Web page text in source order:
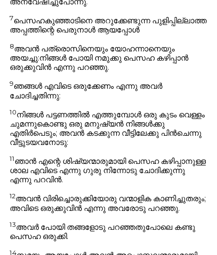
7പെസഹകുഞ്ഞാടിനെ അറുക്കേണ്ടുന്ന പുളിപ്പില്ലാത്ത
അപ്പത്തിന്റെ പെരുനാൾ ആയപ്പോൾ
8അവൻ പത്രൊസിനെയും യോഹന്നാനെയും
അയച്ചു:നിങ്ങൾ പോയി നമുക്കു പെസഹ കഴിപ്പാൻ
ഒരുക്കുവിൻ എന്നു പറഞ്ഞു.
9ഞങ്ങൾ എവിടെ ഒരുക്കേണം എന്നു അവർ
ചോദിച്ചതിന്നു:
10നിങ്ങൾ പട്ടണത്തിൽ എത്തുമ്പോൾ ഒരു കുടം വെള്ളം
ചുമന്നുകൊണ്ടു ഒരു മനുഷ്യൻ നിങ്ങൾക്കു
എതിർപെടും; അവൻ കടക്കുന്ന വീട്ടിലേക്കു പിൻചെന്നു
വീട്ടുടയവനോടു:
11ഞാൻ എന്റെ ശിഷ്യന്മാരുമായി പെസഹ കഴിപ്പാനുള്ള
ശാല എവിടെ എന്നു ഗുരു നിന്നോടു ചോദിക്കുന്നു
എന്നു പറവിൻ.
12അവൻ വിരിച്ചൊരുക്കിയോരു വന്മാളിക കാണിച്ചുതരും;
അവിടെ ഒരുക്കുവിൻ എന്നു അവരോടു പറഞ്ഞു.
13അവർ പോയി തങ്ങളോടു പറഞ്ഞതുപോലെ കണ്ടു
പെസഹ ഒരുക്കി.
14